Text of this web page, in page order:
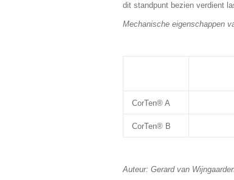
dit standpunt bezien verdient
Mechanische eigenschappen
CorTen® A
CorTen® B
Auteur: Gerard van